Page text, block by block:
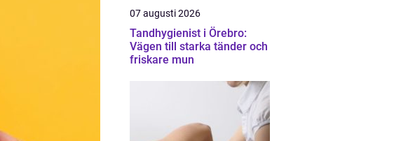
07 augusti 2026
Tandhygienist i Örebro:
Vägen till starka tänder och
friskare mun